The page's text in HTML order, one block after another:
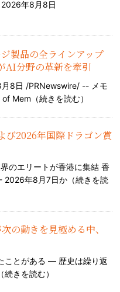
年8月8日
製品の全ラインアップ
AI分野の革新を牽引
8日 /PRNewswire/ -- メモ
of Mem（続きを読む）
び2026年国際ドラゴン賞
のエリートが香港に集結 香
2026年8月7日か（続きを読
の動きを見極める中、
ことがある — 歴史は繰り返
続きを読む）